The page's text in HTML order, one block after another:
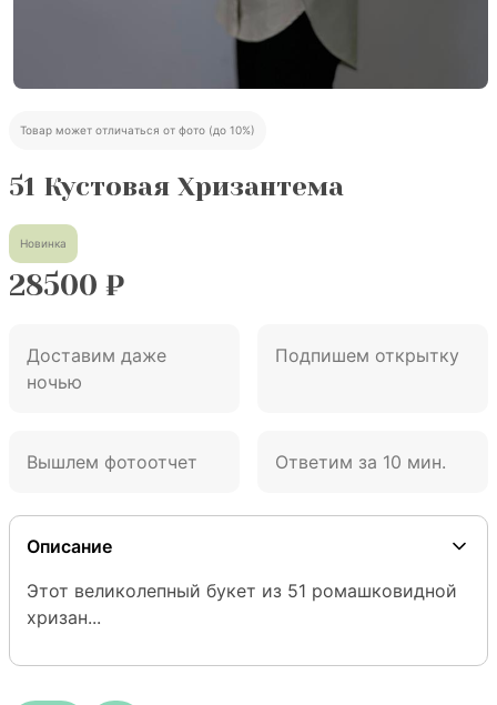
Товар может отличаться от фото (до 10%)
51 Кустовая Хризантема
Новинка
28500 ₽
Доставим даже
ночью
Подпишем открытку
Вышлем фотоотчет Ответим за 10 мин.
Описание
Этот великолепный букет из 51 ромашковидной
хризан...